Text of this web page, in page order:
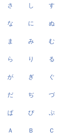
さ し す
な に ぬ
ま み む
ら り る
が ぎ ぐ
だ ぢ づ
ぱ ぴ ぷ
Ａ Ｂ Ｃ